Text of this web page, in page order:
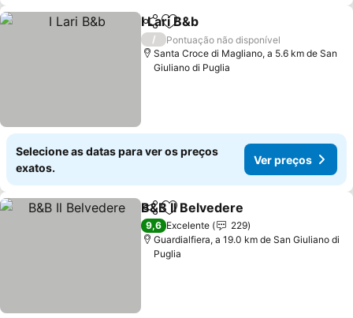
PartilharAdicionar aos favoritos
I Lari B&b
/
Pontuação não disponível
Santa Croce di Magliano, a 5.6 km de San
Giuliano di Puglia
Selecione as datas para ver os preços
exatos.
Ver preços
PartilharAdicionar aos favoritos
B&B Il Belvedere
9,6 Excelente
229
Guardialfiera, a 19.0 km de San Giuliano di
Puglia